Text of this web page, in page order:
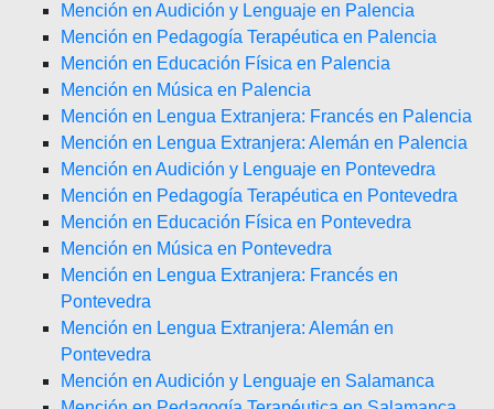
Mención en Audición y Lenguaje en Palencia
Mención en Pedagogía Terapéutica en Palencia
Mención en Educación Física en Palencia
Mención en Música en Palencia
Mención en Lengua Extranjera: Francés en Palencia
Mención en Lengua Extranjera: Alemán en Palencia
Mención en Audición y Lenguaje en Pontevedra
Mención en Pedagogía Terapéutica en Pontevedra
Mención en Educación Física en Pontevedra
Mención en Música en Pontevedra
Mención en Lengua Extranjera: Francés en
Pontevedra
Mención en Lengua Extranjera: Alemán en
Pontevedra
Mención en Audición y Lenguaje en Salamanca